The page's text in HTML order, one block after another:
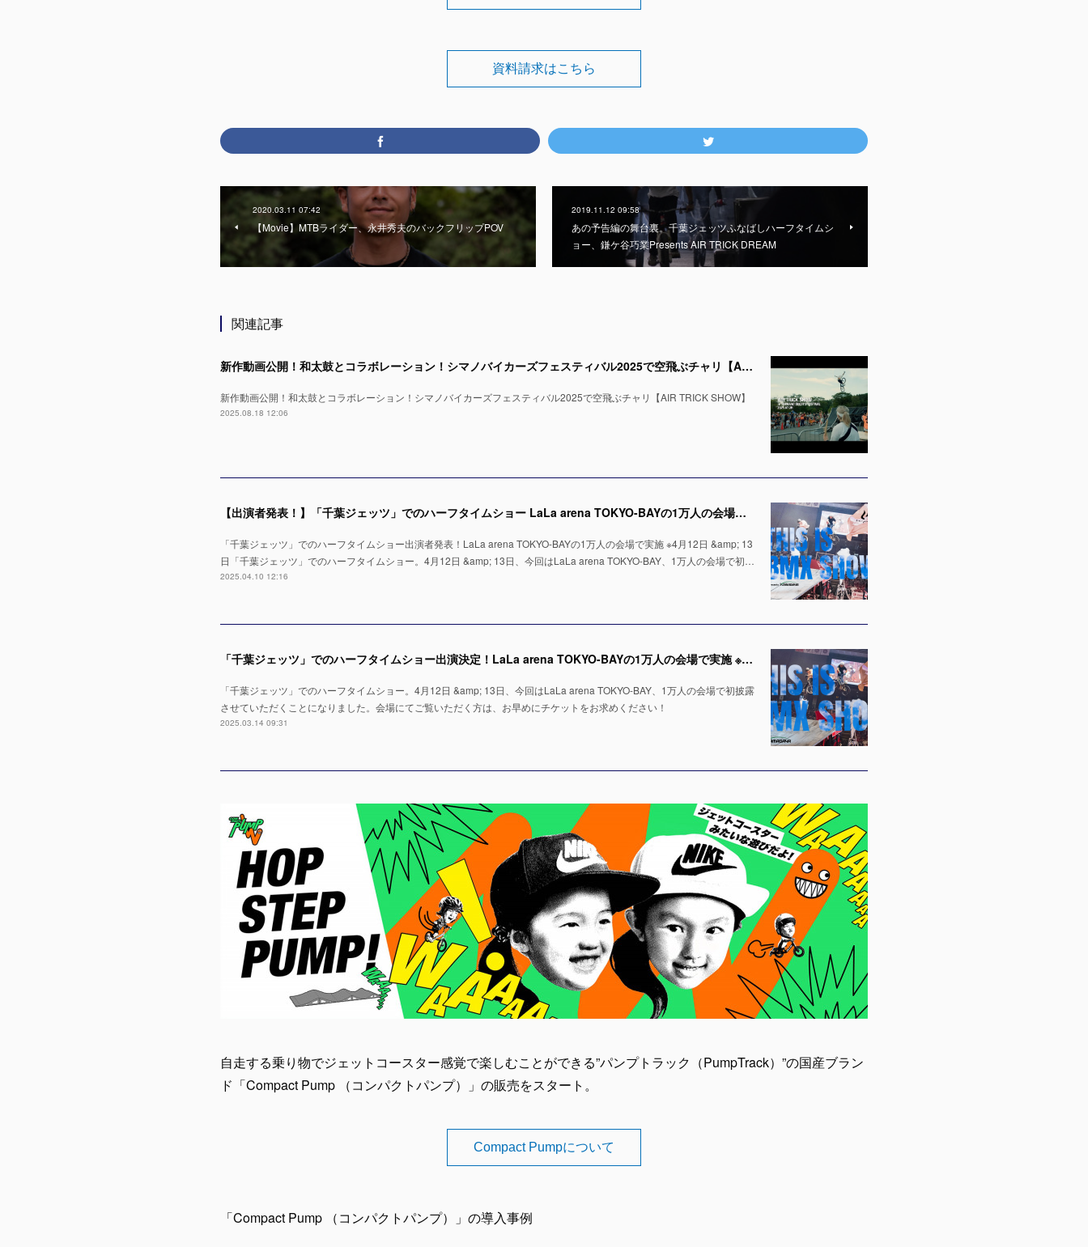
資料請求はこちら
2020.03.11 07:42
【Movie】MTBライダー、永井秀夫のバックフリップPOV
2019.11.12 09:58
あの予告編の舞台裏。千葉ジェッツふなばしハーフタイムシ
ョー、鎌ケ谷巧業Presents AIR TRICK DREAM
関連記事
新作動画公開！和太鼓とコラボレーション！シマノバイカーズフェスティバル2025で空飛ぶチャリ【AIR TRICK SHOW】
新作動画公開！和太鼓とコラボレーション！シマノバイカーズフェスティバル2025で空飛ぶチャリ【AIR TRICK SHOW】
2025.08.18 12:06
【出演者発表！】「千葉ジェッツ」でのハーフタイムショー LaLa arena TOKYO-BAYの1万人の会場で実施 ※4月12日 & 13日
「千葉ジェッツ」でのハーフタイムショー出演者発表！LaLa arena TOKYO-BAYの1万人の会場で実施 ※4月12日 &amp; 13
日「千葉ジェッツ」でのハーフタイムショー。4月12日 &amp; 13日、今回はLaLa arena TOKYO-BAY、1万人の会場で初…
2025.04.10 12:16
「千葉ジェッツ」でのハーフタイムショー出演決定！LaLa arena TOKYO-BAYの1万人の会場で実施 ※4月12日 & 13日
「千葉ジェッツ」でのハーフタイムショー。4月12日 &amp; 13日、今回はLaLa arena TOKYO-BAY、1万人の会場で初披露
させていただくことになりました。会場にてご覧いただく方は、お早めにチケットをお求めください！
2025.03.14 09:31
自走する乗り物でジェットコースター感覚で楽しむことができる”パンプトラック（PumpTrack）”の国産ブラン
ド「Compact Pump （コンパクトパンプ）」の販売をスタート。
Compact Pumpについて
「Compact Pump （コンパクトパンプ）」の導入事例